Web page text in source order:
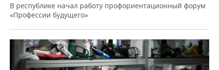
В республике начал работу профориентационный форум
«Профессии будущего»